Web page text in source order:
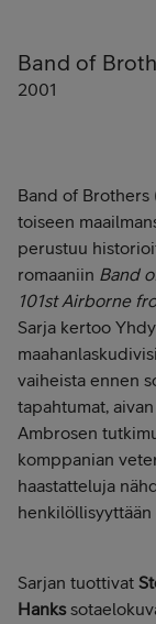
Band of
2001
Band of Brothers
toiseen
perustuu
romaaniin Band
101st Airborne
Sarja kertoo
vaiheista ennen
tapahtumat,
Ambrosen
komppanian
haastatteluja
henkilöllisyyttään
Sarjan tuottivat
Hanks